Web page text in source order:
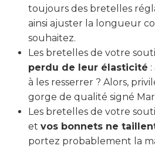
toujours des bretelles
ainsi ajuster la longueur
souhaitez.
Les bretelles de votre
perdu de leur élasticité
à les resserrer ? Alors,
gorge de qualité signé
Les bretelles de votre
et vos bonnets ne
portez probablement la